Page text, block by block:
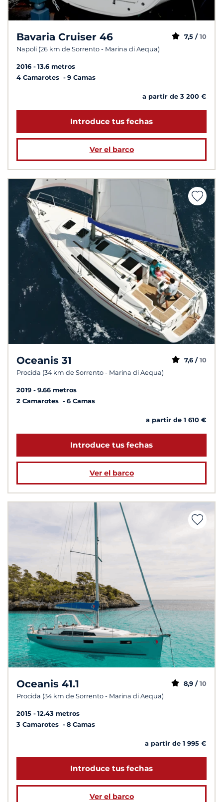
Bavaria Cruiser 46
Napoli (26 km de Sorrento - Marina di Aequa)
7,5 / 10
2016
13.6 metros
4 Camarotes
9 Camas
a partir de 3 200 €
Introduce tus fechas
Ver el barco
Oceanis 31
Procida (34 km de Sorrento - Marina di Aequa)
7,6 / 10
2019
9.66 metros
2 Camarotes
6 Camas
a partir de 1 610 €
Introduce tus fechas
Ver el barco
Oceanis 41.1
Procida (34 km de Sorrento - Marina di Aequa)
8,9 / 10
2015
12.43 metros
3 Camarotes
8 Camas
a partir de 1 995 €
Introduce tus fechas
Ver el barco